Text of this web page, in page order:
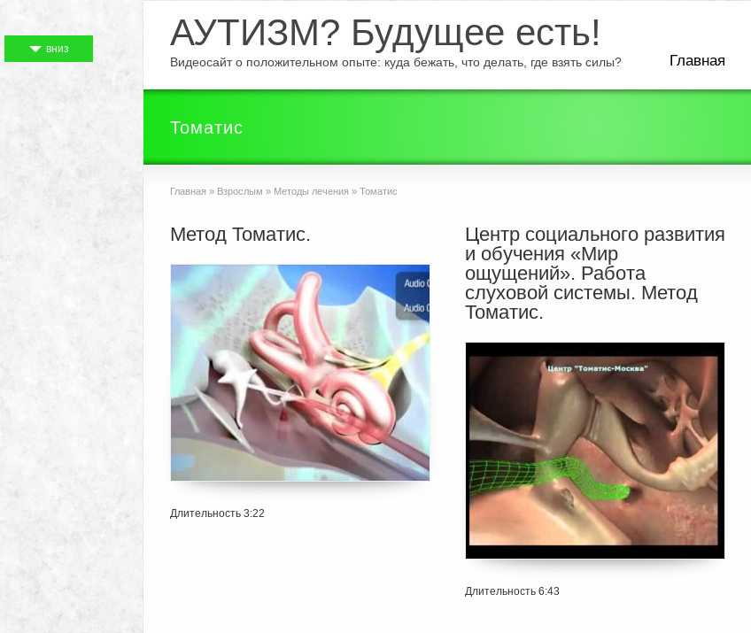
АУТИЗМ? Будущее есть!
Видеосайт о положительном опыте: куда бежать, что делать, где взять силы? Главная
Томатис
Главная » Взрослым » Методы лечения » Томатис
Метод Томатис.
Длительность 3:22
Центр социального развития
и обучения «Мир
ощущений». Работа
слуховой системы. Метод
Томатис.
Длительность 6:43
вниз